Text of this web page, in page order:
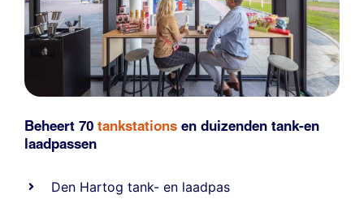
Beheert 70 tankstations en duizenden tank-en
laadpassen
Den Hartog tank- en laadpas